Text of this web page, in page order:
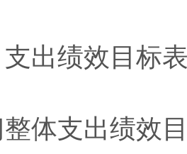
出绩效目标
体支出绩效